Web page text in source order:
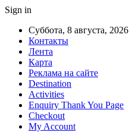
Sign in
Суббота, 8 августа, 2026
Контакты
Лента
Карта
Реклама на сайте
Destination
Activities
Enquiry Thank You Page
Checkout
My Account